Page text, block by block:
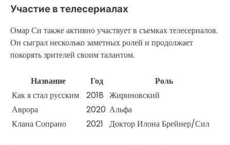
Участие в телесериалах
Омар Си также активно участвует в съемках телесериалов.
Он сыграл несколько заметных ролей и продолжает
покорять зрителей своим талантом.
Название Год
Роль
Как я стал русским
2018 Жириновский
Аврора
2020 Альфа
Клана Сопрано
2021 Доктор Илона Брейнер/Сил